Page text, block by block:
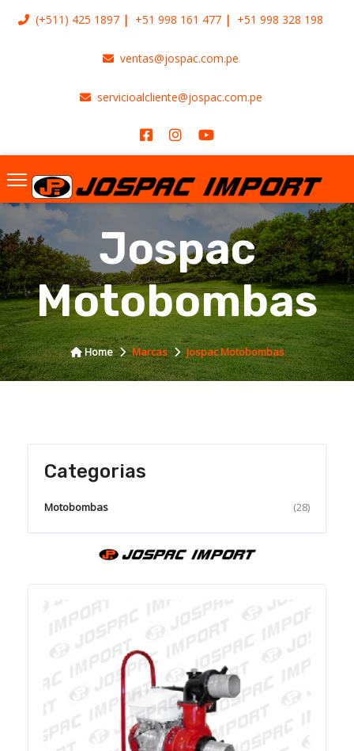
(+511) 425 1897 +51 998 161 477 +51 998 328 198
ventas@jospac.com.pe
servicioalcliente@jospac.com.pe
Jospac
Motobombas
Home Marcas Jospac Motobombas
Categorias
Motobombas (28)